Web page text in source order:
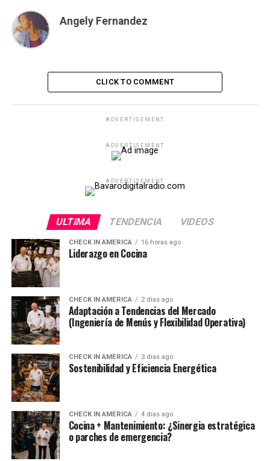
Angely Fernandez
CLICK TO COMMENT
ADVERTISEMENT
ADVERTISEMENT
ADVERTISEMENT
ULTIMA TENDENCIA VIDEOS
CHECK IN AMERICA 16 horas ago
Liderazgo en Cocina
CHECK IN AMERICA 2 días ago
Adaptación a Tendencias del Mercado
(Ingeniería de Menús y Flexibilidad Operativa)
CHECK IN AMERICA 3 días ago
Sostenibilidad y Eficiencia Energética
CHECK IN AMERICA 4 días ago
Cocina + Mantenimiento: ¿Sinergia estratégica
o parches de emergencia?